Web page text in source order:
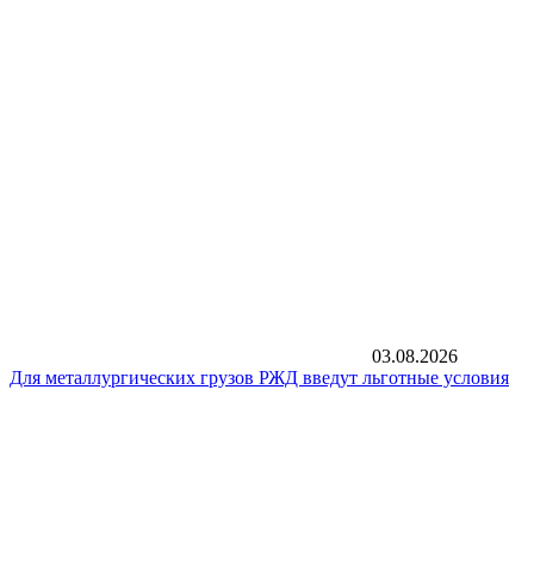
03.08.2026
Для металлургических грузов РЖД введут льготные условия